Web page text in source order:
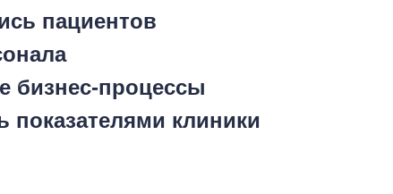
пациентов
бизнес-процессы
клиники